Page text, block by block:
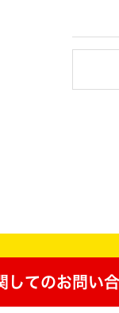
してのお問い